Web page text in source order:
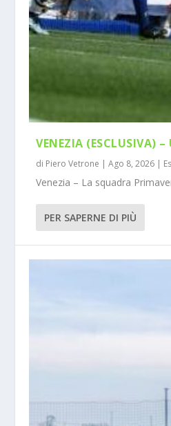
VENEZIA (ESCLUSIVA) –
di Piero Vetrone |Ago 8, 2026 |
Venezia – La squadra
PER SAPERNE DI PIÙ